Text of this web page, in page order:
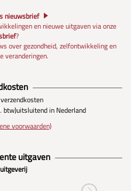
nieuwsbrief
en nieuwe uitgaven via onze
?
over gezondheid, zelfontwikkeling en
veranderingen.
btw)uitsluitend in Nederland
voorwaarden)
uitgaven